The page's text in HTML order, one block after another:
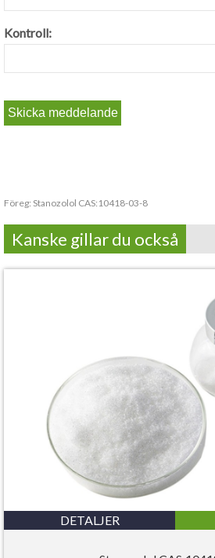
Kontroll:
Föreg: Stanozolol CAS:10418-03-8
Kanske gillar du också
DETALJER